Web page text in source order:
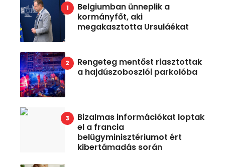
Belgiumban ünneplik a
kormányfőt, aki
megakasztotta Ursuláékat
Rengeteg mentőst riasztottak
a hajdúszoboszlói parkolóba
Bizalmas információkat loptak
el a francia
belügyminisztériumot ért
kibertámadás során